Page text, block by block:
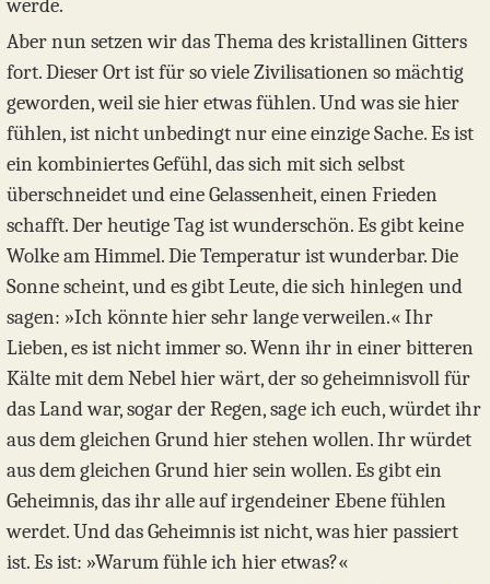
werde.
Aber nun setzen wir das Thema des kristallinen Gitters
fort. Dieser Ort ist für so viele Zivilisationen so mächtig
geworden, weil sie hier etwas fühlen. Und was sie hier
fühlen, ist nicht unbedingt nur eine einzige Sache. Es ist
ein kombiniertes Gefühl, das sich mit sich selbst
überschneidet und eine Gelassenheit, einen Frieden
schafft. Der heutige Tag ist wunderschön. Es gibt keine
Wolke am Himmel. Die Temperatur ist wunderbar. Die
Sonne scheint, und es gibt Leute, die sich hinlegen und
sagen: »Ich könnte hier sehr lange verweilen.« Ihr
Lieben, es ist nicht immer so. Wenn ihr in einer bitteren
Kälte mit dem Nebel hier wärt, der so geheimnisvoll für
das Land war, sogar der Regen, sage ich euch, würdet ihr
aus dem gleichen Grund hier stehen wollen. Ihr würdet
aus dem gleichen Grund hier sein wollen. Es gibt ein
Geheimnis, das ihr alle auf irgendeiner Ebene fühlen
werdet. Und das Geheimnis ist nicht, was hier passiert
ist. Es ist: »Warum fühle ich hier etwas?«